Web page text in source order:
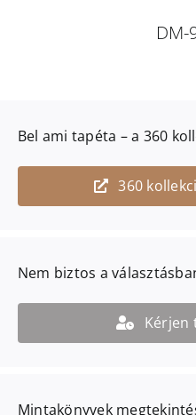
DM-
Bel ami tapéta – a 360
360
Nem biztos a
Kérjen
Mintakönyvek